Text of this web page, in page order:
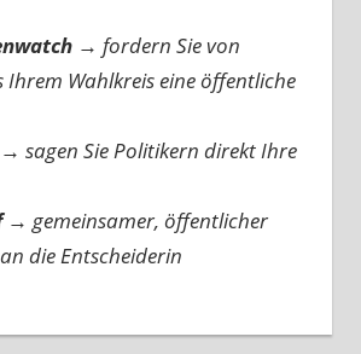
→ fordern Sie von
Wahlkreis eine öffentliche
→ sagen Sie Politikern direkt Ihre
→ gemeinsamer, öffentlicher
die Entscheiderin